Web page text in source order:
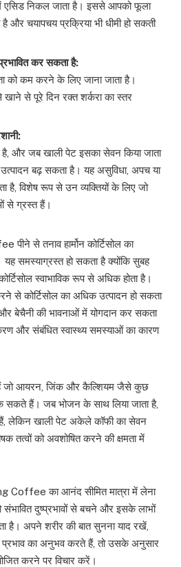
एसिड निकल जाता है। इससे आपको फूला
चयापचय प्रक्रिया भी धीमी हो सकती
कर सकता है:
को कम करने के लिए जाना जाता है।
से पूरे दिन रक्त शर्करा का स्तर
:
और जब खाली पेट इसका सेवन किया जाता
बढ़ सकता है। यह असुविधा, अपच या
है, विशेष रूप से उन व्यक्तियों के लिए जो
से ग्रस्त हैं।
से तनाव हार्मोन कोर्टिसोल का
यह समस्याग्रस्त हो सकता है क्योंकि सुबह
स्वाभाविक रूप से अधिक होता है।
से कोर्टिसोल का अधिक उत्पादन हो सकता
बेचैनी की भावनाओं में योगदान कर सकता
और संबंधित स्वास्थ्य समस्याओं का कारण
जो आयरन, जिंक और कैल्शियम जैसे कुछ
सकते हैं। जब भोजन के साथ लिया जाता है,
हैं, लेकिन खाली पेट अकेले कॉफी का सेवन
तत्वों को अवशोषित करने की क्षमता में
Coffee का आनंद सीमित मात्रा में लेना
दुष्प्रभावों से बचने और इसके लाभों
अपने शरीर की बात सुनना याद रखें,
का अनुभव करते हैं, तो उसके अनुसार
करने पर विचार करें।